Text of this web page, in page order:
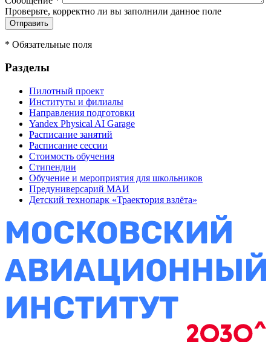
Проверьте, корректно ли вы заполнили данное поле
* Обязательные поля
Разделы
Пилотный проект
Институты и филиалы
Направления подготовки
Yandex Physical AI Garage
Расписание занятий
Расписание сессии
Стоимость обучения
Стипендии
Обучение и мероприятия для школьников
Предуниверсарий МАИ
Детский технопарк «Траектория взлёта»